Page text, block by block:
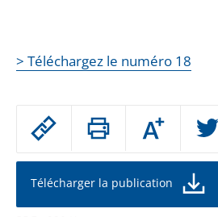
Passer
partage
de
l'article
Augmenter
ou
la
de
police
Télécharger la publication
> Téléchargez le numéro 18